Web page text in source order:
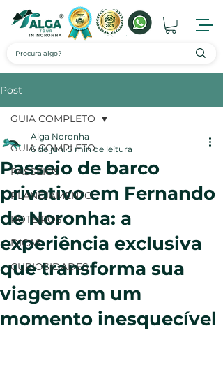
Post
GUIA COMPLETO
PASSEIOS
PLANEJAMENTO
ROTEIROS
DICAS
CURIOSIDADES
GUIA COMPLETO
Passeio de barco
privativo em Fernando
de Noronha: a
experiência exclusiva
que transforma sua
viagem em um
momento inesquecível
Alga Noronha
6 de jun. 5 min de leitura